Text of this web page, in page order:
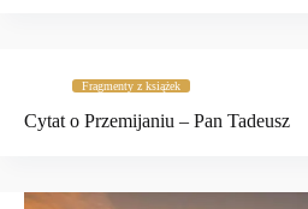
Fragmenty z książek
Cytat o Przemijaniu – Pan Tadeusz